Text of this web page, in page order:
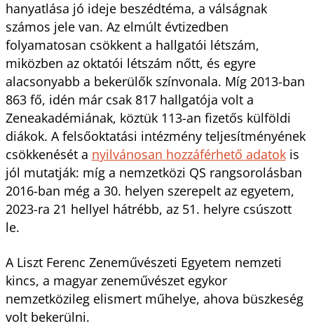
hanyatlása jó ideje beszédtéma, a válságnak
számos jele van. Az elmúlt évtizedben
folyamatosan csökkent a hallgatói létszám,
miközben az oktatói létszám nőtt, és egyre
alacsonyabb a bekerülők színvonala. Míg 2013-ban
863 fő, idén már csak 817 hallgatója volt a
Zeneakadémiának, köztük 113-an fizetős külföldi
diákok. A felsőoktatási intézmény teljesítményének
csökkenését a nyilvánosan hozzáférhető adatokis
jól mutatják: míg a nemzetközi QS rangsorolásban
2016-ban még a 30. helyen szerepelt az egyetem,
2023-ra 21 hellyel hátrébb, az 51. helyre csúszott
le.
A Liszt Ferenc Zeneművészeti Egyetem nemzeti
kincs, a magyar zeneművészet egykor
nemzetközileg elismert műhelye, ahova büszkeség
volt bekerülni.